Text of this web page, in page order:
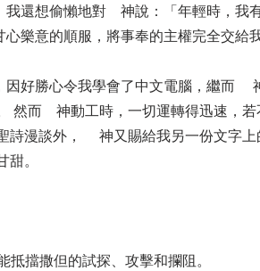
還想偷懶地對 神說：「年輕時，我
意的順服，將事奉的主權完全交給我
好勝心令我學會了中文電腦，繼而
然而 神動工時，一切運轉得迅速，
詩漫談外， 神又賜給我另一份文字
。
撒但的試探、攻擊和攔阻。